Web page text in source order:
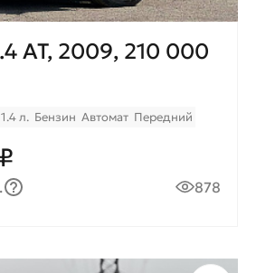
AT, 2009, 210 000
1.4 л. Бензин Автомат Передний
878